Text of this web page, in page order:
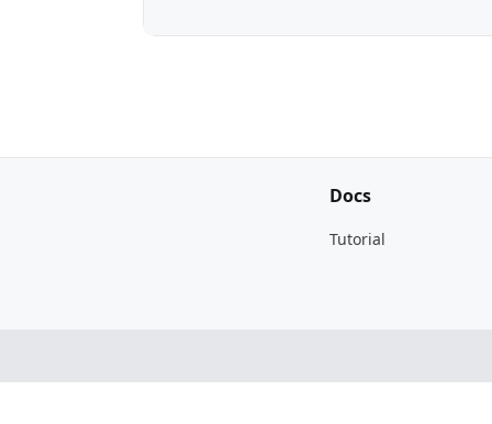
Docs
Tutorial